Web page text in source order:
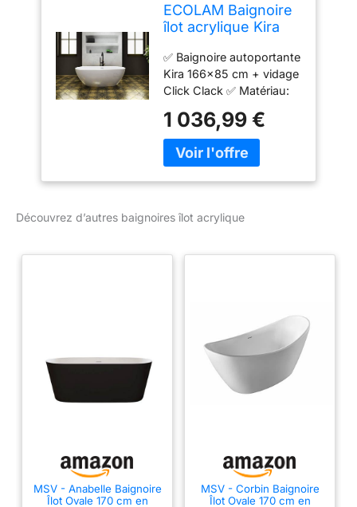
ECOLAM Baignoire
îlot acrylique Kira
glamour + siphon
Click clack.
Baignoire
autoportante
acrylique modern
✅ Baignoire autoportante
Kira 166x85 cm + vidage
Click Clack ✅ Matériau:
renfort en fibre de verre,
facile d'entretien, ne
jaunit pas, capacité de
autoportante est idéale
n'importe où dans votre
Livraison gratuite en
1 036,99 €
Découvrez d’autres baignoires îlot acrylique
MSV - Anabelle Baignoire
Îlot Ovale 170 cm en
MSV - Corbin Baignoire
Îlot Ovale 170 cm en